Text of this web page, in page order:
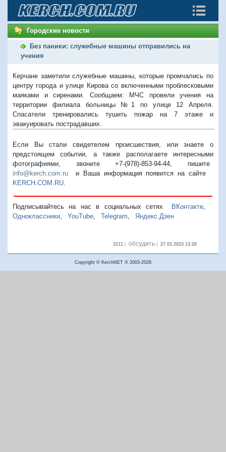
Городские новости
Без паники: служебные машины отправились на
учения
Керчане заметили служебные машины, которые промчались по
центру города и улице Кирова со включенными проблесковыми
маяками и сиренами. Сообщаем: МЧС провели учения на
территории филиала больницы №1 по улице 12 Апреля.
Спасатели тренировались тушить пожар на 7 этаже и
эвакуировать пострадавших.
Если Вы стали свидетелем происшествия, или знаете о
предстоящем событии, а также располагаете интересными
фотографиями, звоните +7-(978)-853-94-44, пишите
info@kerch.com.ru и Ваша информация появится на сайте
KERCH.COM.RU
Подписывайтесь на нас в социальных сетях ВКонтакте,
Одноклассники
YouTube Telegram Яндекс.Дзен
3111 обсудить| 27.03.2023 13:20
Copyright © KerchNET ® 2003-2026